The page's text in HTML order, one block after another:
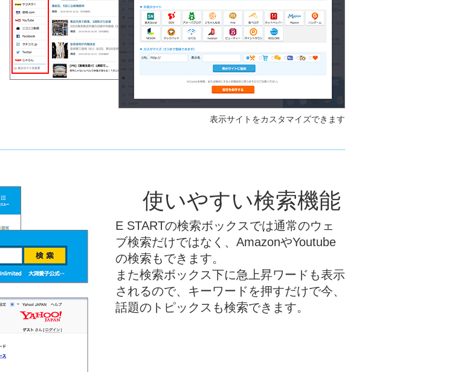
表示サイトをカスタマイズできます
使いやすい検索機能
E STARTの検索ボックスでは通常のウェ
ブ検索だけではなく、AmazonやYoutube
の検索もできます。
また検索ボックス下に急上昇ワードも表示
されるので、キーワードを押すだけで今、
話題のトピックスも検索できます。